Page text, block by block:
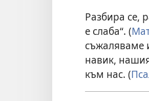
Разбира се,
е слаба“. (
съжаляваме
навик,
към нас. (